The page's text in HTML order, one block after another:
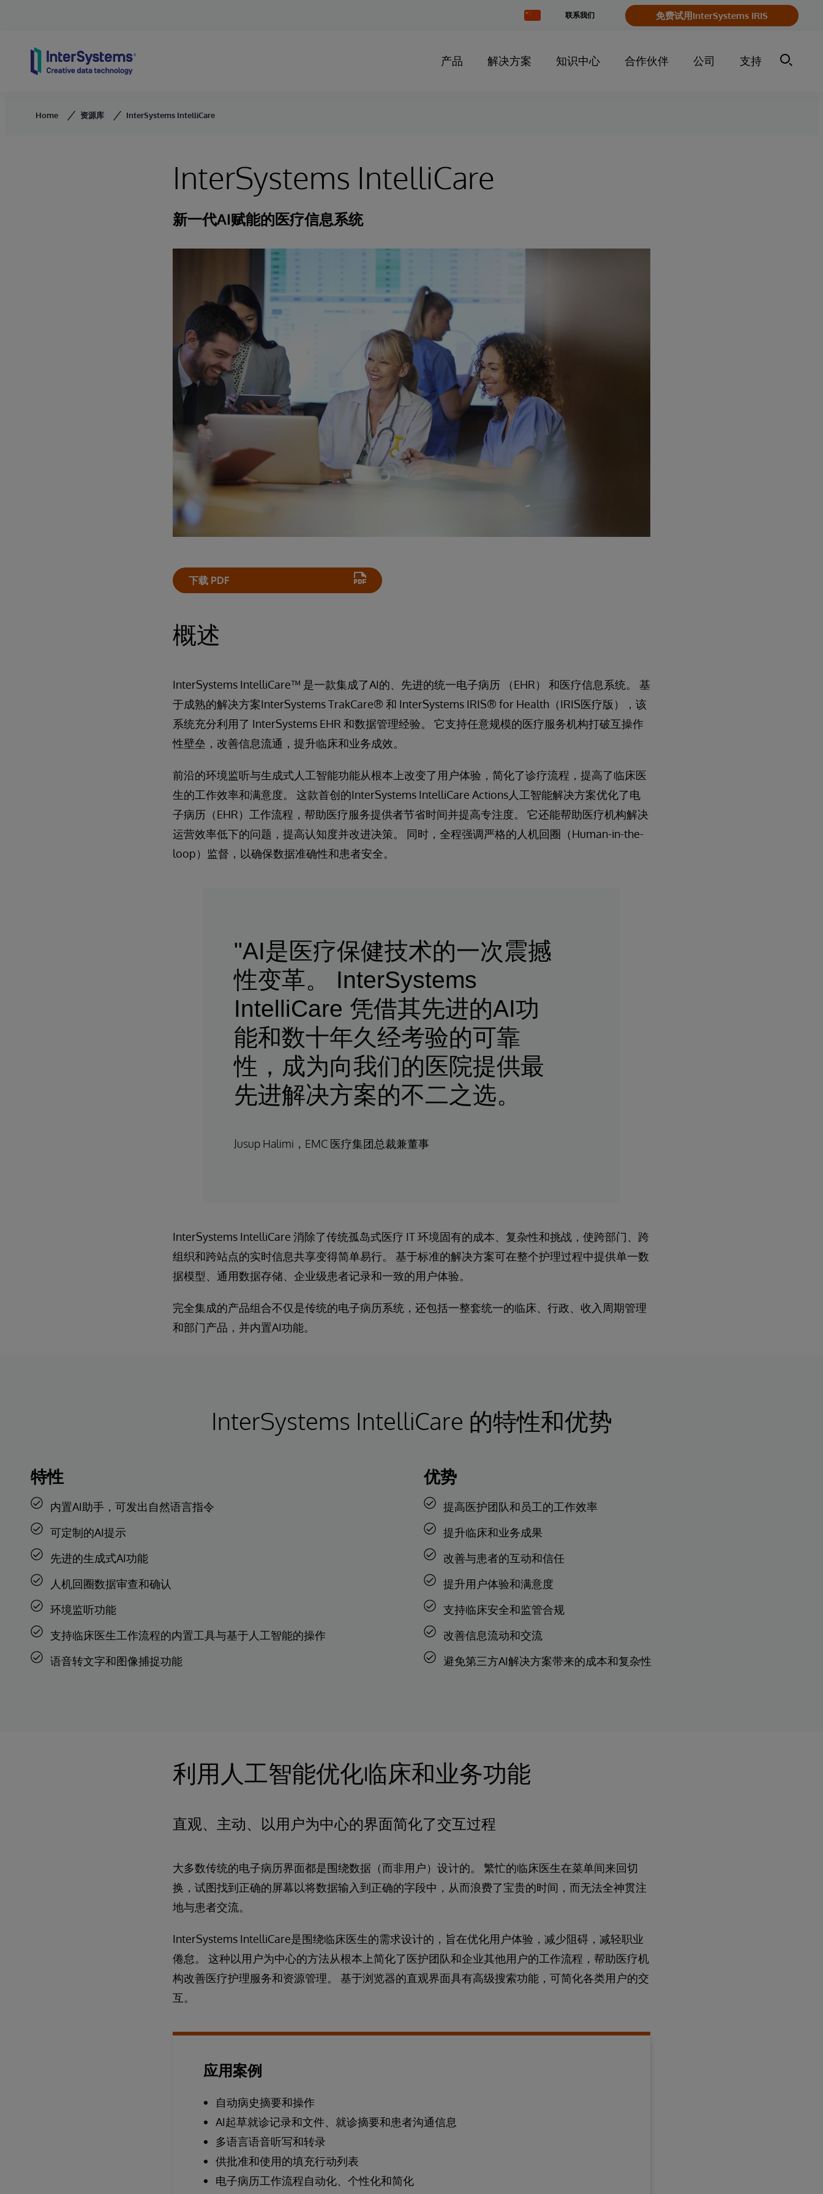
Change
Country
联系我们 免费试用InterSystems IRIS
产品 解决方案 知识中心 合作伙伴 公司 支持
Home 资源库 InterSystems IntelliCare
InterSystems IntelliCare
新一代AI赋能的医疗信息系统
下载 PDF
概述
InterSystems IntelliCare™ 是一款集成了AI的、先进的统一电子病历 （EHR） 和医疗信息系统。 基
于成熟的解决方案InterSystems TrakCare® 和 InterSystems IRIS® for Health（IRIS医疗版），该
系统充分利用了 InterSystems EHR 和数据管理经验。 它支持任意规模的医疗服务机构打破互操作
性壁垒，改善信息流通，提升临床和业务成效。
前沿的环境监听与生成式人工智能功能从根本上改变了用户体验，简化了诊疗流程，提高了临床医
生的工作效率和满意度。 这款首创的InterSystems IntelliCare Actions人工智能解决方案优化了电
子病历（EHR）工作流程，帮助医疗服务提供者节省时间并提高专注度。 它还能帮助医疗机构解决
运营效率低下的问题，提高认知度并改进决策。 同时，全程强调严格的人机回圈（Human-in-the-
loop）监督，以确保数据准确性和患者安全。
"AI是医疗保健技术的一次震撼
性变革。 InterSystems
IntelliCare 凭借其先进的AI功
能和数十年久经考验的可靠
性，成为向我们的医院提供最
先进解决方案的不二之选。
Jusup Halimi，EMC 医疗集团总裁兼董事
InterSystems IntelliCare 消除了传统孤岛式医疗 IT 环境固有的成本、复杂性和挑战，使跨部门、跨
组织和跨站点的实时信息共享变得简单易行。 基于标准的解决方案可在整个护理过程中提供单一数
据模型、通用数据存储、企业级患者记录和一致的用户体验。
完全集成的产品组合不仅是传统的电子病历系统，还包括一整套统一的临床、行政、收入周期管理
和部门产品，并内置AI功能。
InterSystems IntelliCare 的特性和优势
特性
内置AI助手，可发出自然语言指令
可定制的AI提示
先进的生成式AI功能
人机回圈数据审查和确认
环境监听功能
支持临床医生工作流程的内置工具与基于人工智能的操作
语音转文字和图像捕捉功能
优势
提高医护团队和员工的工作效率
提升临床和业务成果
改善与患者的互动和信任
提升用户体验和满意度
支持临床安全和监管合规
改善信息流动和交流
避免第三方AI解决方案带来的成本和复杂性
利用人工智能优化临床和业务功能
直观、主动、以用户为中心的界面简化了交互过程
大多数传统的电子病历界面都是围绕数据（而非用户）设计的。 繁忙的临床医生在菜单间来回切
换，试图找到正确的屏幕以将数据输入到正确的字段中，从而浪费了宝贵的时间，而无法全神贯注
地与患者交流。
InterSystems IntelliCare是围绕临床医生的需求设计的，旨在优化用户体验，减少阻碍，减轻职业
倦怠。 这种以用户为中心的方法从根本上简化了医护团队和企业其他用户的工作流程，帮助医疗机
构改善医疗护理服务和资源管理。 基于浏览器的直观界面具有高级搜索功能，可简化各类用户的交
互。
应用案例
自动病史摘要和操作
AI起草就诊记录和文件、就诊摘要和患者沟通信息
多语言语音听写和转录
供批准和使用的填充行动列表
电子病历工作流程自动化、个性化和简化